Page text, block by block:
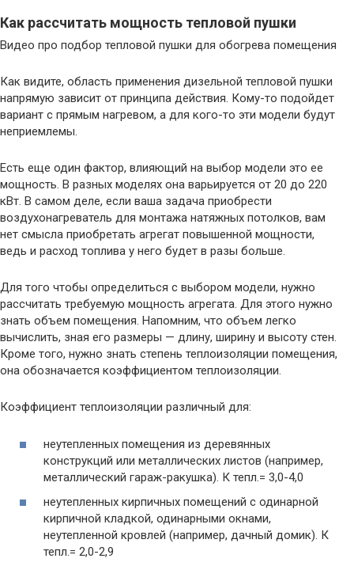
Как рассчитать мощность тепловой пушки
Видео про подбор тепловой пушки для обогрева помещения
Как видите, область применения дизельной тепловой пушки
напрямую зависит от принципа действия. Кому-то подойдет
вариант с прямым нагревом, а для кого-то эти модели будут
неприемлемы.
Есть еще один фактор, влияющий на выбор модели это ее
мощность. В разных моделях она варьируется от 20 до 220
кВт. В самом деле, если ваша задача приобрести
воздухонагреватель для монтажа натяжных потолков, вам
нет смысла приобретать агрегат повышенной мощности,
ведь и расход топлива у него будет в разы больше.
Для того чтобы определиться с выбором модели, нужно
рассчитать требуемую мощность агрегата. Для этого нужно
знать объем помещения. Напомним, что объем легко
вычислить, зная его размеры — длину, ширину и высоту стен.
Кроме того, нужно знать степень теплоизоляции помещения,
она обозначается коэффициентом теплоизоляции.
Коэффициент теплоизоляции различный для:
неутепленных помещения из деревянных
конструкций или металлических листов (например,
металлический гараж-ракушка). К тепл.= 3,0-4,0
неутепленных кирпичных помещений с одинарной
кирпичной кладкой, одинарными окнами,
неутепленной кровлей (например, дачный домик). К
тепл.= 2,0-2,9